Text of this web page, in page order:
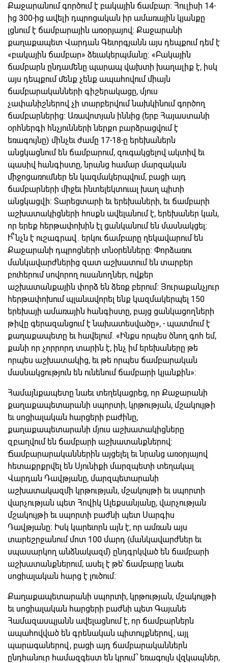
Քաջարանում գործում է բակային ճամբար: Հուլիսի 14-
ից 300-ից ավելի դպրոցական իր ամառային կյանքը
լցնում է ճամբարային առօրյայով: Քաջարանի
քաղաքապետ Վարդան Գեւորգյանն այս դեպքում դեմ է
«բակային ճամբար» ձեւակերպմանը: «Բակային
ճամբարն ընդամենը պարապ վախտի խաղալիք է, իսկ
այս դեպքում մենք չենք ապահովում միայն
ճամբարականների գիշերակացը, մյուս
չափանիշներով չի տարբերվում նախկինում գործող
ճամբարներից: Առավոտյան իննից (երբ Հայաստանի
օրհներգի հնչյունների ներքո բարձրացվում է
եռագույնը) մինչեւ ժամը 17-18-ը երեխաներն
անցկացնում են ճամբարում, զուգակցելով ակտիվ եւ
պասիվ հանգիստը, նրանց համար մարզական
միջոցառումներ են կազմակերպվում, բացի այդ
ճամբարների միջեւ ինտելեկտուալ խաղ պիտի
անցկացվի: Տարեցտարի եւ երեխաների, եւ ճամբարի
աշխատակիցների հոսքն ավելանում է, երեխաներ կան,
որ երեք հերթափոխին էլ ցանկանում են մասնակցել:
Ի՞նչն է ուշագրավ. երկու ճամբարը ղեկավարում են
Քաջարանի դպրոցների տնօրենները: Փորձառու
մանկավարժներից զատ աշխատում են տարբեր
բուհերում սովորող ուսանողներ, ովքեր
աշխատանքային փորձ են ձեռք բերում: Յուրաքանչյուր
հերթափոխում պլանավորել ենք կազմակերպել 150
երեխայի ամառային հանգիստը, բայց ցանկացողների
թիվը գերազանցում է նախատեսվածը», - պատմում է
քաղաքապետը եւ հավելում. «Ինքս որպես ծնող գոհ եմ,
քանի որ չորրորդ տարին է, ինչ իմ երեխաները թե
որպես աշխատակից, եւ թե որպես ճամբարական
մասնակցություն են ունենում ճամբարի կյանքին»:
Համայնքապետը նաեւ տեղեկացրեց, որ Քաջարանի
քաղաքապետարանի սպորտի, կրթության, մշակույթի
եւ սոցիալական հարցերի բաժինը,
քաղաքապետարանի մյուս աշխատակիցները
զբաղվում են ճամբարի աշխատանքներով:
Ճամբարարականներին այցելել եւ նրանց առօրյայով
հետաքրքրվել են Սյունիքի մարզպետի տեղակալ
Վարդան Դավթյանը, մարզպետարանի
աշխատակազմի կրթության, մշակույթի եւ սպորտի
վարչության պետ Հովիկ Ալեքսանյանը, վարչության
մշակույթի եւ սպորտի բաժնի պետ Սարգիս
Դավթյանը: Իսկ կարեւորն այն է, որ ամռան այս
տարեշրջանում մոտ 100 մարդ (մանկավարժներ եւ
սպասարկող անձնակազմ) ընդգրկված են ճամբարի
աշխատանքներում, ասել է թե՝ ճամբարը նաեւ
սոցիալական հարց է լուծում:
Քաղաքապետարանի սպորտի, կրթության, մշակույթի
եւ սոցիալական հարցերի բաժնի պետ Գայանե
Համազասպյանն ավելացնում է, որ ճամբարներն
ապահովված են գրենական պիտույքներով, այլ
պարագաներով, բացի այդ ճամբարականներն
ընդհանուր համազգեստ են կրում՝ եռագույն վզկապներ,